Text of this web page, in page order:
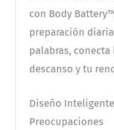
con Body
preparación
palabras,
descanso y tu
Diseño
Preocupaciones